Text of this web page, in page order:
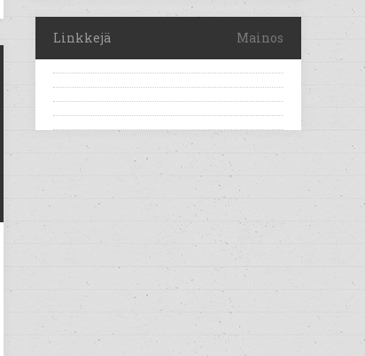
Linkkejä Mainos